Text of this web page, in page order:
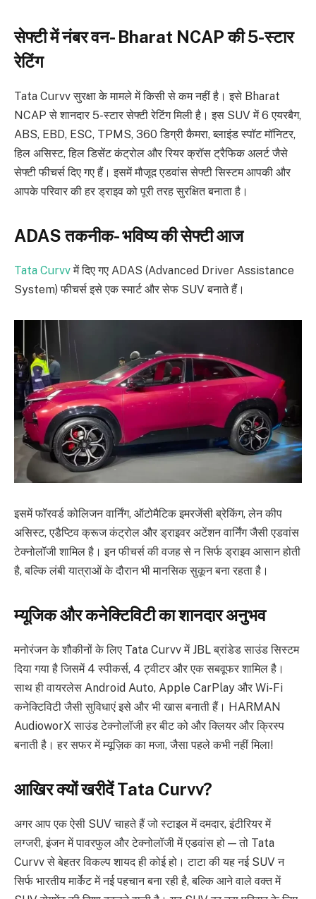
सेफ्टी में नंबर वन- Bharat NCAP की 5-स्टार
रेटिंग
Tata Curvv सुरक्षा के मामले में किसी से कम नहीं है। इसे Bharat
NCAP से शानदार 5-स्टार सेफ्टी रेटिंग मिली है। इस SUV में 6 एयरबैग,
ABS, EBD, ESC, TPMS, 360 डिग्री कैमरा, ब्लाइंड स्पॉट मॉनिटर,
हिल असिस्ट, हिल डिसेंट कंट्रोल और रियर क्रॉस ट्रैफिक अलर्ट जैसे
सेफ्टी फीचर्स दिए गए हैं। इसमें मौजूद एडवांस सेफ्टी सिस्टम आपकी और
आपके परिवार की हर ड्राइव को पूरी तरह सुरक्षित बनाता है।
ADAS तकनीक- भविष्य की सेफ्टी आज
Tata Curvvमें दिए गए ADAS (Advanced Driver Assistance
System) फीचर्स इसे एक स्मार्ट और सेफ SUV बनाते हैं।
इसमें फॉरवर्ड कोलिजन वार्निंग, ऑटोमैटिक इमरजेंसी ब्रेकिंग, लेन कीप
असिस्ट, एडैप्टिव क्रूज कंट्रोल और ड्राइवर अटेंशन वार्निंग जैसी एडवांस
टेक्नोलॉजी शामिल है। इन फीचर्स की वजह से न सिर्फ ड्राइव आसान होती
है, बल्कि लंबी यात्राओं के दौरान भी मानसिक सुकून बना रहता है।
म्यूजिक और कनेक्टिविटी का शानदार अनुभव
मनोरंजन के शौकीनों के लिए Tata Curvv में JBL ब्रांडेड साउंड सिस्टम
दिया गया है जिसमें 4 स्पीकर्स, 4 ट्वीटर और एक सबवूफर शामिल है।
साथ ही वायरलेस Android Auto, Apple CarPlay और Wi-Fi
कनेक्टिविटी जैसी सुविधाएं इसे और भी खास बनाती हैं। HARMAN
AudioworX साउंड टेक्नोलॉजी हर बीट को और क्लियर और क्रिस्प
बनाती है। हर सफर में म्यूज़िक का मजा, जैसा पहले कभी नहीं मिला!
आखिर क्यों खरीदें Tata Curvv?
अगर आप एक ऐसी SUV चाहते हैं जो स्टाइल में दमदार, इंटीरियर में
लग्जरी, इंजन में पावरफुल और टेक्नोलॉजी में एडवांस हो — तो Tata
Curvv से बेहतर विकल्प शायद ही कोई हो। टाटा की यह नई SUV न
सिर्फ भारतीय मार्केट में नई पहचान बना रही है, बल्कि आने वाले वक्त में